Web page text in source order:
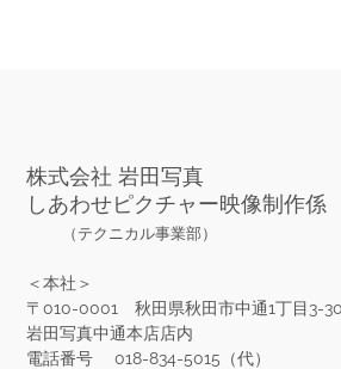
株式会社 岩田写真
しあわせピクチャー映像制作係
（テクニカル事業部）
＜本社＞
〒010-0001 秋田県秋田市中通1丁目3-
​岩田写真中通本店店内
​電話番号 018-834-5015（代）